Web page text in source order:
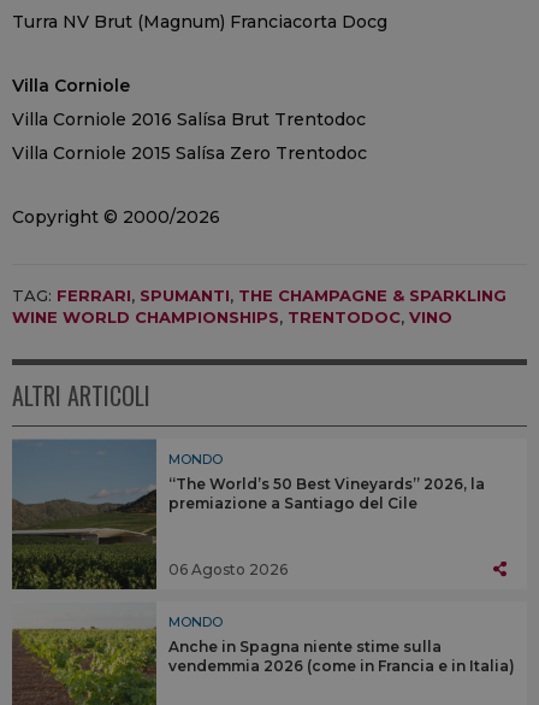
Turra NV Brut (Magnum) Franciacorta Docg
Villa Corniole
Villa Corniole 2016 Salísa Brut Trentodoc
Villa Corniole 2015 Salísa Zero Trentodoc
Copyright © 2000/2026
TAG: FERRARI, SPUMANTI, THE CHAMPAGNE & SPARKLING
WINE WORLD CHAMPIONSHIPS, TRENTODOC, VINO
ALTRI ARTICOLI
MONDO
“The World’s 50 Best Vineyards” 2026, la
premiazione a Santiago del Cile
06 Agosto 2026
MONDO
Anche in Spagna niente stime sulla
vendemmia 2026 (come in Francia e in Italia)